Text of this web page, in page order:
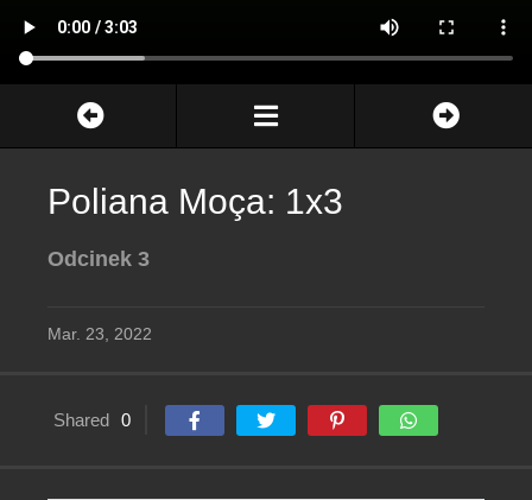
Poliana Moça: 1x3
Odcinek 3
Mar. 23, 2022
Shared 0